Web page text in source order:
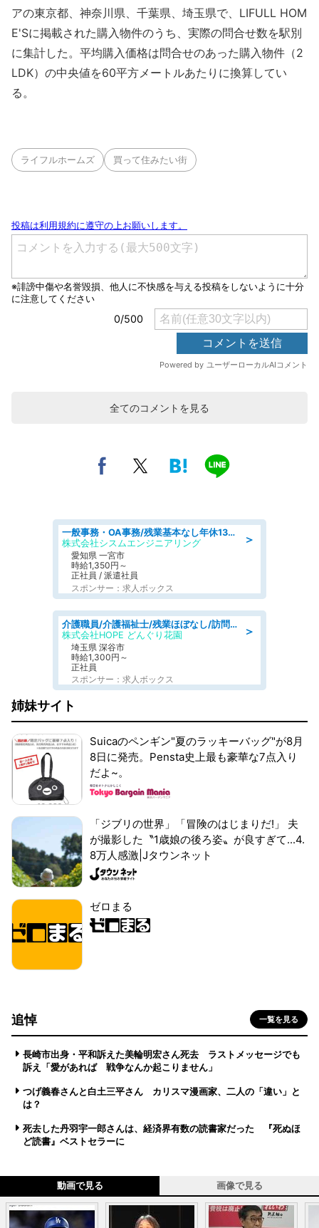
アの東京都、神奈川県、千葉県、埼玉県で、LIFULL HOM
E'Sに掲載された購入物件のうち、実際の問合せ数を駅別
に集計した。平均購入価格は問合せのあった購入物件（2
LDK）の中央値を60平方メートルあたりに換算してい
る。
ライフルホームズ 買って住みたい街
全てのコメントを見る
＞
一般事務・OA事務/残業基本なし年休130日社保完備の一般・調達事務
株式会社シスムエンジニアリング
愛知県 一宮市
時給1,350円～
正社員 / 派遣社員
スポンサー：求人ボックス
＞
介護職員/介護福祉士/残業ほぼなし/訪問介護の介護職
株式会社HOPE どんぐり花園
埼玉県 深谷市
時給1,300円～
正社員
スポンサー：求人ボックス
姉妹サイト
Suicaのペンギン"夏のラッキーバッグ"が8月
8日に発売。Pensta史上最も豪華な7点入り
だよ~。
「ジブリの世界」「冒険のはじまりだ!」 夫
が撮影した〝1歳娘の後ろ姿〟が良すぎて...4.
8万人感激|Jタウンネット
ゼロまる
追悼 一覧を見る
長崎市出身・平和訴えた美輪明宏さん死去 ラストメッセージでも
訴え「愛があれば 戦争なんか起こりません」
つげ義春さんと白土三平さん カリスマ漫画家、二人の「違い」と
は？
死去した丹羽宇一郎さんは、経済界有数の読書家だった 『死ぬほ
ど読書』ベストセラーに
動画で見る 画像で見る